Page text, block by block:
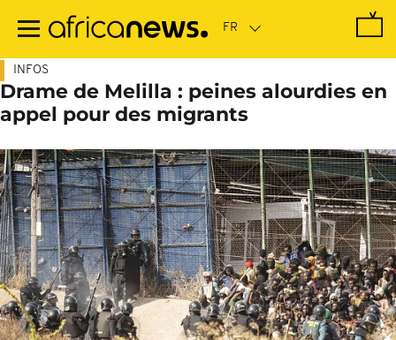
contenu
INFOS
Drame de Melilla : peines alourdies en
appel pour des migrants